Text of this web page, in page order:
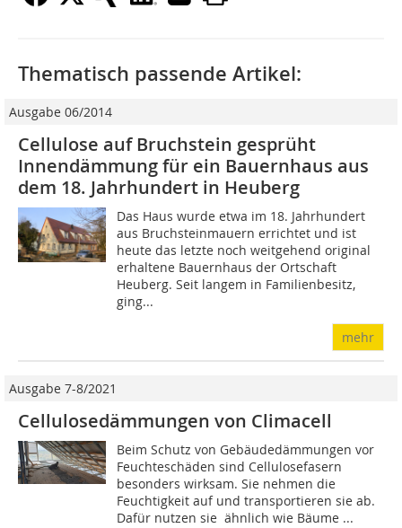
Thematisch passende Artikel:
Ausgabe 06/2014
Cellulose auf Bruchstein gesprüht
Innendämmung für ein Bauernhaus aus
dem 18. Jahrhundert in Heuberg
Das Haus wurde etwa im 18. Jahrhundert
aus Bruchsteinmauern errichtet und ist
heute das letzte noch weitgehend original
erhaltene Bauernhaus der Ortschaft
Heuberg. Seit langem in Familienbesitz,
ging...
mehr
Ausgabe 7-8/2021
Cellulosedämmungen von Climacell
Beim Schutz von Gebäudedämmungen vor
Feuchteschäden sind Cellulosefasern
besonders wirksam. Sie nehmen die
Feuchtigkeit auf und transportieren sie ab.
Dafür nutzen sie  ähnlich wie Bäume ...